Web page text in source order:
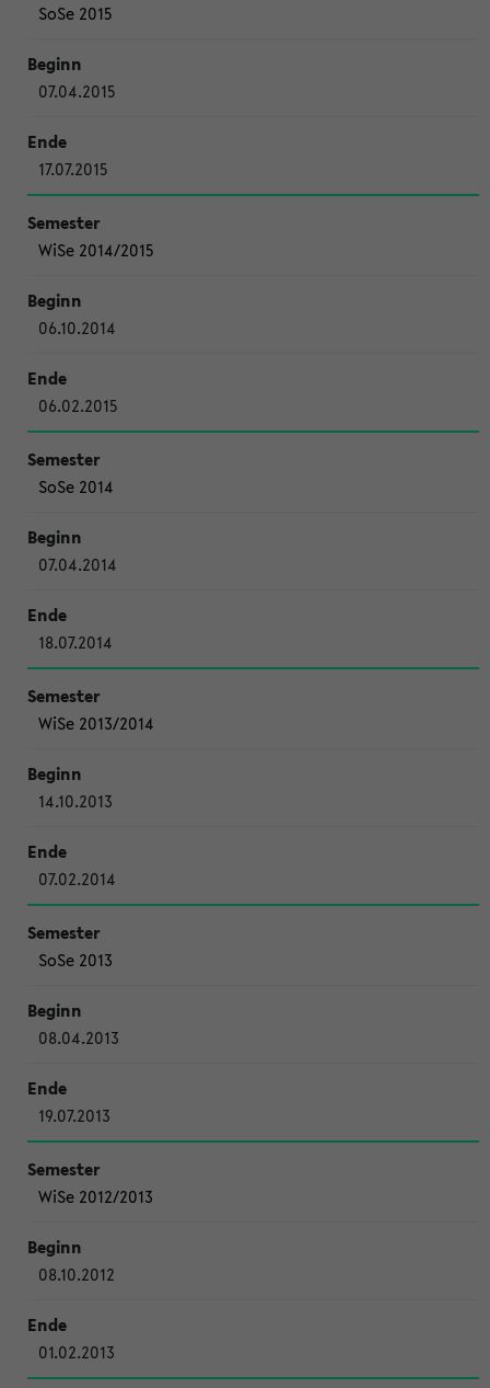
SoSe 2015
07.04.2015
17.07.2015
WiSe 2014/2015
06.10.2014
06.02.2015
SoSe 2014
07.04.2014
18.07.2014
WiSe 2013/2014
14.10.2013
07.02.2014
SoSe 2013
08.04.2013
19.07.2013
WiSe 2012/2013
08.10.2012
01.02.2013